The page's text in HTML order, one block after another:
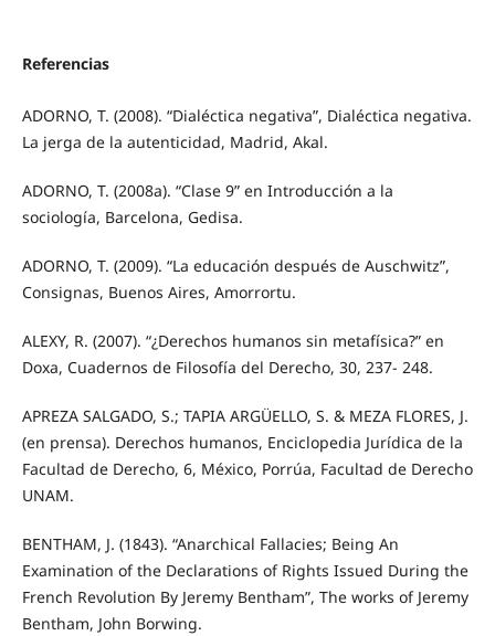
Referencias
ADORNO, T. (2008). “Dialéctica negativa”, Dialéctica negativa.
La jerga de la autenticidad, Madrid, Akal.
ADORNO, T. (2008a). “Clase 9” en Introducción a la
sociología, Barcelona, Gedisa.
ADORNO, T. (2009). “La educación después de Auschwitz”,
Consignas, Buenos Aires, Amorrortu.
ALEXY, R. (2007). “¿Derechos humanos sin metafísica?” en
Doxa, Cuadernos de Filosofía del Derecho, 30, 237- 248.
APREZA SALGADO, S.; TAPIA ARGÜELLO, S. & MEZA FLORES, J.
(en prensa). Derechos humanos, Enciclopedia Jurídica de la
Facultad de Derecho, 6, México, Porrúa, Facultad de Derecho
UNAM.
BENTHAM, J. (1843). “Anarchical Fallacies; Being An
Examination of the Declarations of Rights Issued During the
French Revolution By Jeremy Bentham”, The works of Jeremy
Bentham, John Borwing.